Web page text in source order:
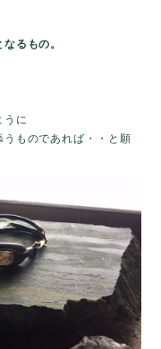
るもの。
うに
ものであれば・・と願